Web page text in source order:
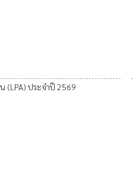
(LPA) ประจำปี 2569